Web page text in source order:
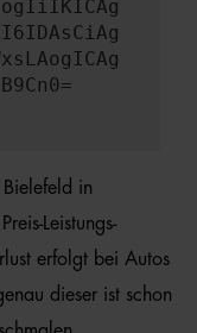
in
Leistungs-
erfolgt bei Autos
dieser ist schon